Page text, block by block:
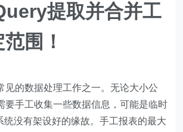
提取并合并工
围！
见的数据处理工作之一。无论大小公
要手工收集一些数据信息，可能是临时
统没有架设好的缘故。手工报表的最大